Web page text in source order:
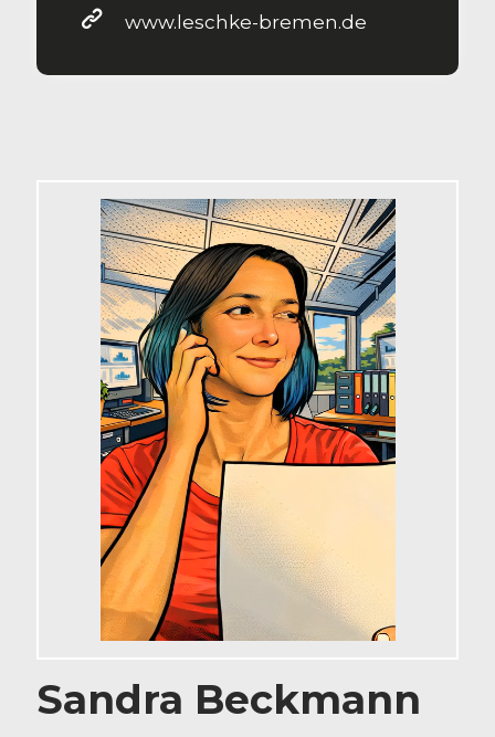
www.leschke-bremen.de
Sandra Beckmann